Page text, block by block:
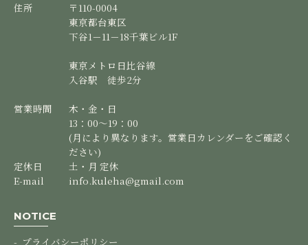
住所
〒110-0004
東京都台東区
下谷1－11－18千葉ビル1F
東京メトロ日比谷線
入谷駅 徒歩2分
営業時間
木・金・日
13：00～19：00
(月により異なります。営業日カレンダーをご確認く
ださい)
定休日
土・月 定休
E-mail
info.kuleha@gmail.com
NOTICE
プライバシーポリシー